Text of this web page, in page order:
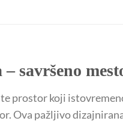
savršeno
prostor koji
Ova pažljivo